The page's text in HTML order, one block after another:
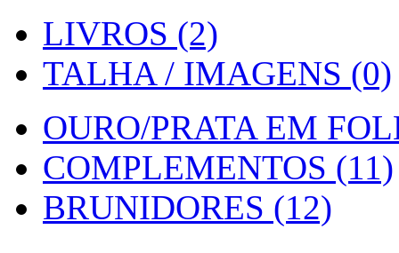
LIVROS (2)
TALHA / IMAGENS (0)
OURO/PRATA EM
COMPLEMENTOS (11)
BRUNIDORES (12)